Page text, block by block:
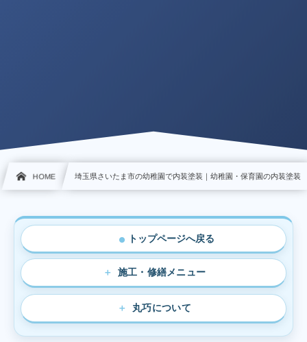
HOME 埼玉県さいたま市の幼稚園で内装塗装｜幼稚園・保育園の内装塗装
● トップページへ戻る
施工・修繕メニュー
丸巧について